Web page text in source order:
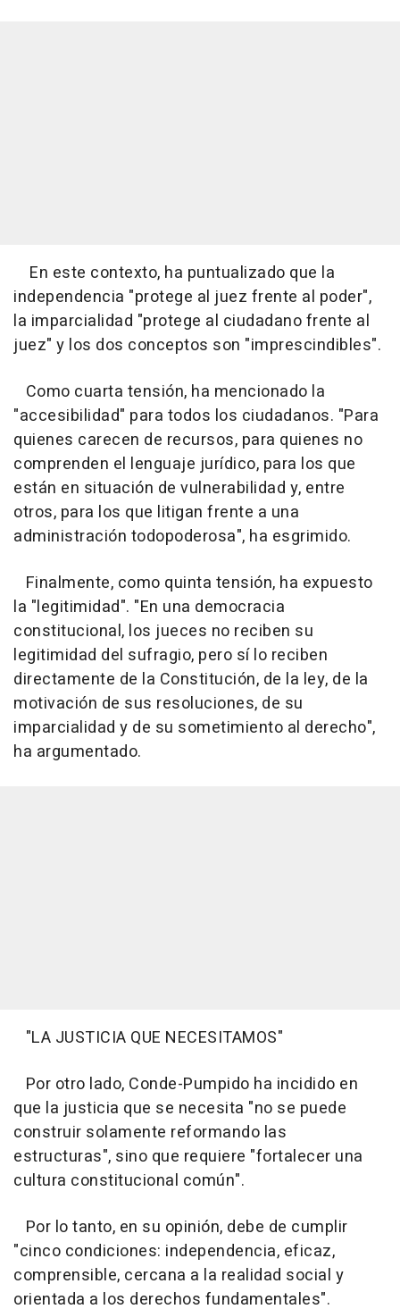
En este contexto, ha puntualizado que la
independencia "protege al juez frente al poder",
la imparcialidad "protege al ciudadano frente al
juez" y los dos conceptos son "imprescindibles".
Como cuarta tensión, ha mencionado la
"accesibilidad" para todos los ciudadanos. "Para
quienes carecen de recursos, para quienes no
comprenden el lenguaje jurídico, para los que
están en situación de vulnerabilidad y, entre
otros, para los que litigan frente a una
administración todopoderosa", ha esgrimido.
Finalmente, como quinta tensión, ha expuesto
la "legitimidad". "En una democracia
constitucional, los jueces no reciben su
legitimidad del sufragio, pero sí lo reciben
directamente de la Constitución, de la ley, de la
motivación de sus resoluciones, de su
imparcialidad y de su sometimiento al derecho",
ha argumentado.
"LA JUSTICIA QUE NECESITAMOS"
Por otro lado, Conde-Pumpido ha incidido en
que la justicia que se necesita "no se puede
construir solamente reformando las
estructuras", sino que requiere "fortalecer una
cultura constitucional común".
Por lo tanto, en su opinión, debe de cumplir
"cinco condiciones: independencia, eficaz,
comprensible, cercana a la realidad social y
orientada a los derechos fundamentales".